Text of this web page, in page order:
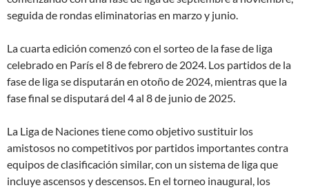
seguida de rondas eliminatorias en marzo y junio.
La cuarta edición comenzó con el sorteo de la fase de liga
celebrado en París el 8 de febrero de 2024. Los partidos de la
fase de liga se disputarán en otoño de 2024, mientras que la
fase final se disputará del 4 al 8 de junio de 2025.
La Liga de Naciones tiene como objetivo sustituir los
amistosos no competitivos por partidos importantes contra
equipos de clasificación similar, con un sistema de liga que
incluye ascensos y descensos. En el torneo inaugural, los